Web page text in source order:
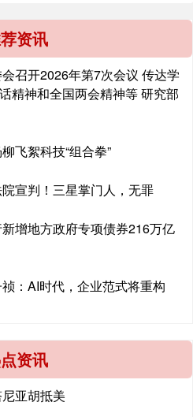
资讯
召开2026年第7次会议 传达学
精神和全国两会精神等 研究部
飞絮科技“组合拳”
宣判！三星掌门人，无罪
增地方政府专项债券216万亿
：AI时代，企业范式将重构
资讯
亚胡抵美